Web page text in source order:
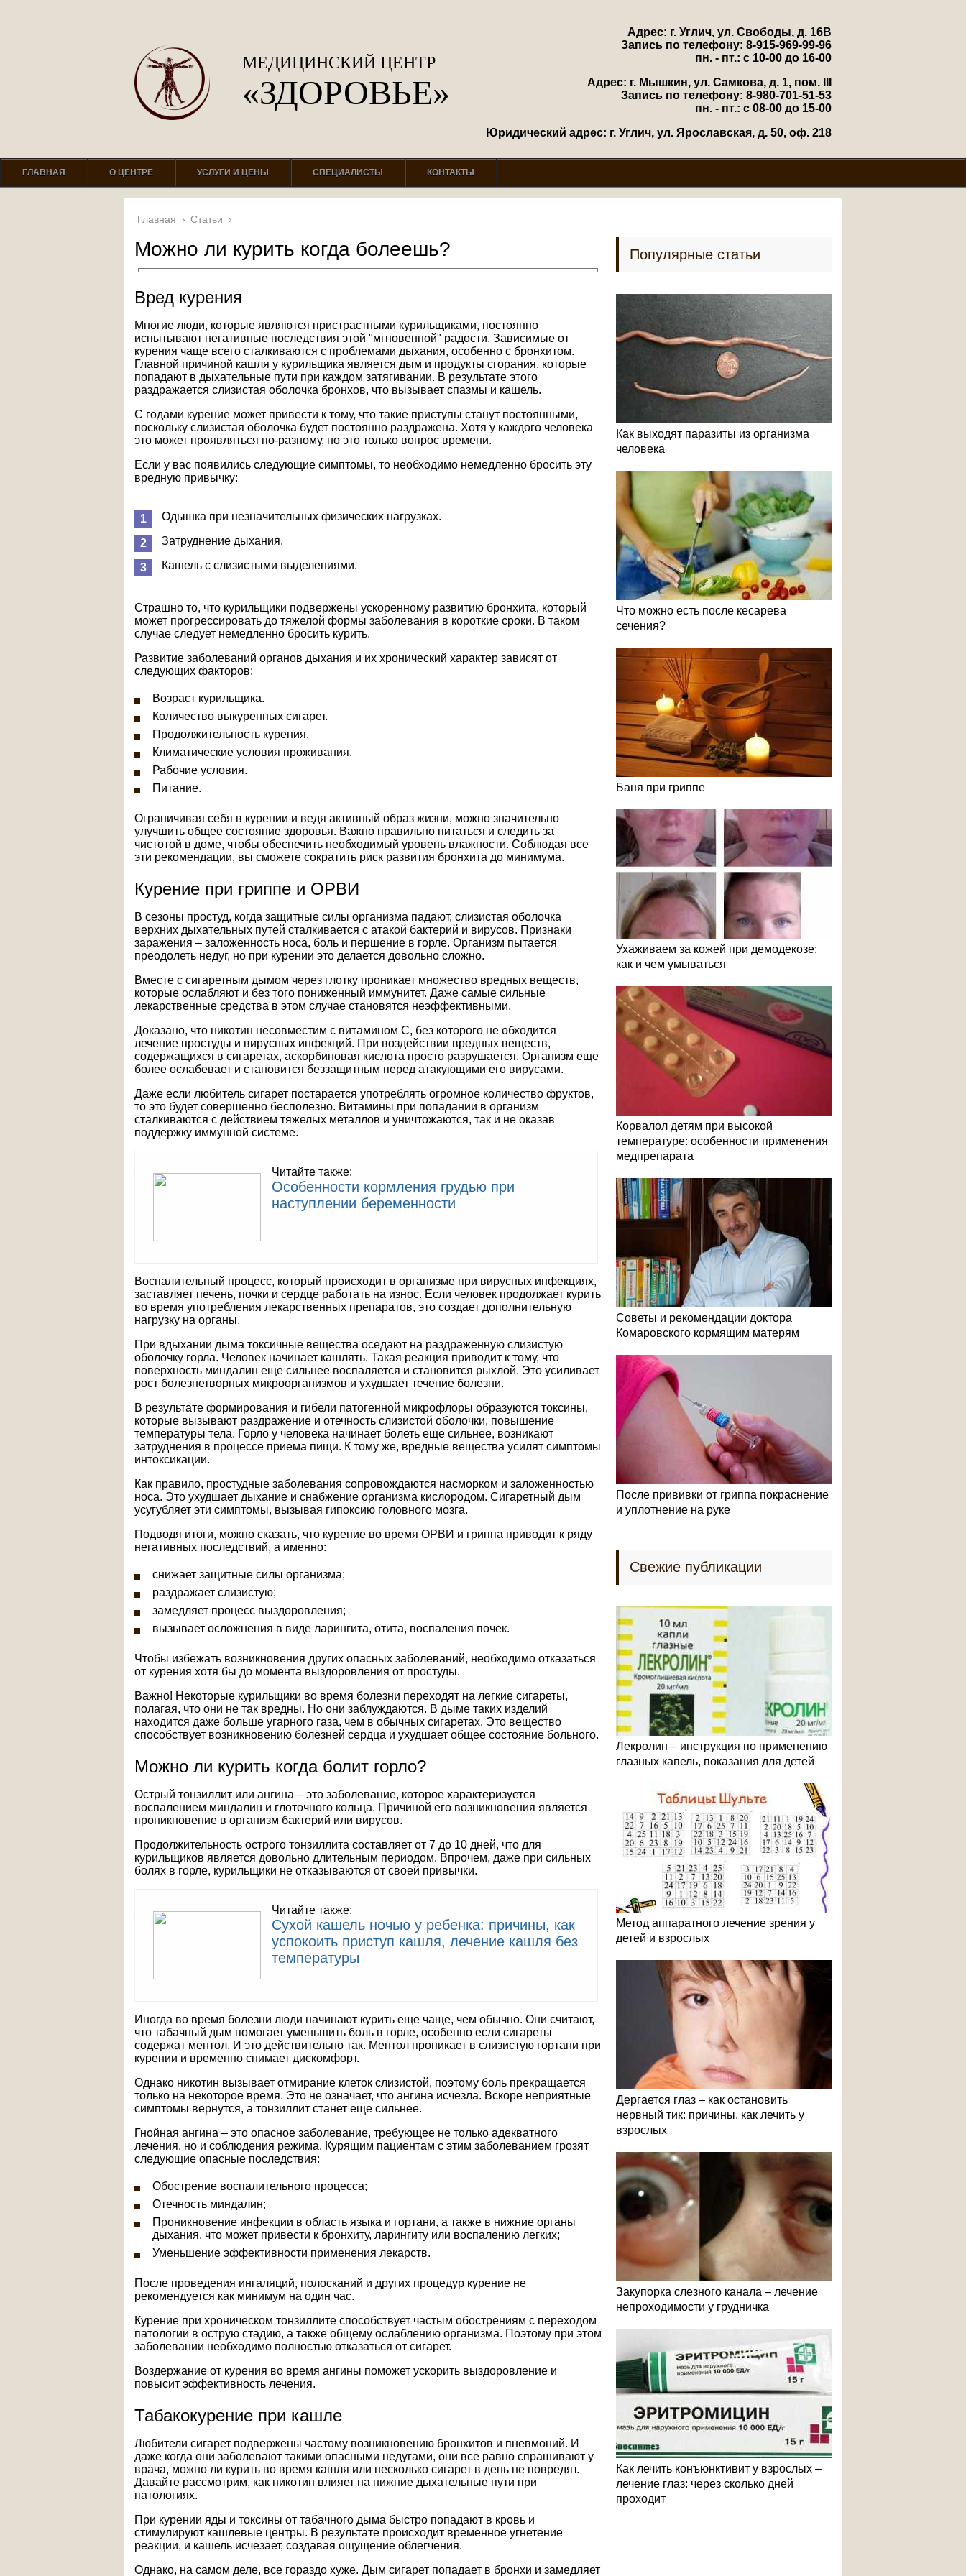
МЕДИЦИНСКИЙ ЦЕНТР
«ЗДОРОВЬЕ»
Адрес: г. Углич, ул. Свободы, д. 16В
Запись по телефону: 8-915-969-99-96
пн. - пт.: с 10-00 до 16-00
Адрес: г. Мышкин, ул. Самкова, д. 1, пом. III
Запись по телефону: 8-980-701-51-53
пн. - пт.: с 08-00 до 15-00
Юридический адрес: г. Углич, ул. Ярославская, д. 50, оф. 218
ГЛАВНАЯ О ЦЕНТРЕ УСЛУГИ И ЦЕНЫ СПЕЦИАЛИСТЫ КОНТАКТЫ
Главная › Статьи ›
Можно ли курить когда болеешь?
Вред курения
Многие люди, которые являются пристрастными курильщиками, постоянно
испытывают негативные последствия этой "мгновенной" радости. Зависимые от
курения чаще всего сталкиваются с проблемами дыхания, особенно с бронхитом.
Главной причиной кашля у курильщика является дым и продукты сгорания, которые
попадают в дыхательные пути при каждом затягивании. В результате этого
раздражается слизистая оболочка бронхов, что вызывает спазмы и кашель.
С годами курение может привести к тому, что такие приступы станут постоянными,
поскольку слизистая оболочка будет постоянно раздражена. Хотя у каждого человека
это может проявляться по-разному, но это только вопрос времени.
Если у вас появились следующие симптомы, то необходимо немедленно бросить эту
вредную привычку:
Одышка при незначительных физических нагрузках.
Затруднение дыхания.
Кашель с слизистыми выделениями.
Страшно то, что курильщики подвержены ускоренному развитию бронхита, который
может прогрессировать до тяжелой формы заболевания в короткие сроки. В таком
случае следует немедленно бросить курить.
Развитие заболеваний органов дыхания и их хронический характер зависят от
следующих факторов:
Возраст курильщика.
Количество выкуренных сигарет.
Продолжительность курения.
Климатические условия проживания.
Рабочие условия.
Питание.
Ограничивая себя в курении и ведя активный образ жизни, можно значительно
улучшить общее состояние здоровья. Важно правильно питаться и следить за
чистотой в доме, чтобы обеспечить необходимый уровень влажности. Соблюдая все
эти рекомендации, вы сможете сократить риск развития бронхита до минимума.
Курение при гриппе и ОРВИ
В сезоны простуд, когда защитные силы организма падают, слизистая оболочка
верхних дыхательных путей сталкивается с атакой бактерий и вирусов. Признаки
заражения – заложенность носа, боль и першение в горле. Организм пытается
преодолеть недуг, но при курении это делается довольно сложно.
Вместе с сигаретным дымом через глотку проникает множество вредных веществ,
которые ослабляют и без того пониженный иммунитет. Даже самые сильные
лекарственные средства в этом случае становятся неэффективными.
Доказано, что никотин несовместим с витамином С, без которого не обходится
лечение простуды и вирусных инфекций. При воздействии вредных веществ,
содержащихся в сигаретах, аскорбиновая кислота просто разрушается. Организм еще
более ослабевает и становится беззащитным перед атакующими его вирусами.
Даже если любитель сигарет постарается употреблять огромное количество фруктов,
то это будет совершенно бесполезно. Витамины при попадании в организм
сталкиваются с действием тяжелых металлов и уничтожаются, так и не оказав
поддержку иммунной системе.
Читайте также:
Особенности кормления грудью при
наступлении беременности
Воспалительный процесс, который происходит в организме при вирусных инфекциях,
заставляет печень, почки и сердце работать на износ. Если человек продолжает курить
во время употребления лекарственных препаратов, это создает дополнительную
нагрузку на органы.
При вдыхании дыма токсичные вещества оседают на раздраженную слизистую
оболочку горла. Человек начинает кашлять. Такая реакция приводит к тому, что
поверхность миндалин еще сильнее воспаляется и становится рыхлой. Это усиливает
рост болезнетворных микроорганизмов и ухудшает течение болезни.
В результате формирования и гибели патогенной микрофлоры образуются токсины,
которые вызывают раздражение и отечность слизистой оболочки, повышение
температуры тела. Горло у человека начинает болеть еще сильнее, возникают
затруднения в процессе приема пищи. К тому же, вредные вещества усилят симптомы
интоксикации.
Как правило, простудные заболевания сопровождаются насморком и заложенностью
носа. Это ухудшает дыхание и снабжение организма кислородом. Сигаретный дым
усугубляет эти симптомы, вызывая гипоксию головного мозга.
Подводя итоги, можно сказать, что курение во время ОРВИ и гриппа приводит к ряду
негативных последствий, а именно:
снижает защитные силы организма;
раздражает слизистую;
замедляет процесс выздоровления;
вызывает осложнения в виде ларингита, отита, воспаления почек.
Чтобы избежать возникновения других опасных заболеваний, необходимо отказаться
от курения хотя бы до момента выздоровления от простуды.
Важно! Некоторые курильщики во время болезни переходят на легкие сигареты,
полагая, что они не так вредны. Но они заблуждаются. В дыме таких изделий
находится даже больше угарного газа, чем в обычных сигаретах. Это вещество
способствует возникновению болезней сердца и ухудшает общее состояние больного.
Можно ли курить когда болит горло?
Острый тонзиллит или ангина – это заболевание, которое характеризуется
воспалением миндалин и глоточного кольца. Причиной его возникновения является
проникновение в организм бактерий или вирусов.
Продолжительность острого тонзиллита составляет от 7 до 10 дней, что для
курильщиков является довольно длительным периодом. Впрочем, даже при сильных
болях в горле, курильщики не отказываются от своей привычки.
Читайте также:
Сухой кашель ночью у ребенка: причины, как
успокоить приступ кашля, лечение кашля без
температуры
Иногда во время болезни люди начинают курить еще чаще, чем обычно. Они считают,
что табачный дым помогает уменьшить боль в горле, особенно если сигареты
содержат ментол. И это действительно так. Ментол проникает в слизистую гортани при
курении и временно снимает дискомфорт.
Однако никотин вызывает отмирание клеток слизистой, поэтому боль прекращается
только на некоторое время. Это не означает, что ангина исчезла. Вскоре неприятные
симптомы вернутся, а тонзиллит станет еще сильнее.
Гнойная ангина – это опасное заболевание, требующее не только адекватного
лечения, но и соблюдения режима. Курящим пациентам с этим заболеванием грозят
следующие опасные последствия:
Обострение воспалительного процесса;
Отечность миндалин;
Проникновение инфекции в область языка и гортани, а также в нижние органы
дыхания, что может привести к бронхиту, ларингиту или воспалению легких;
Уменьшение эффективности применения лекарств.
После проведения ингаляций, полосканий и других процедур курение не
рекомендуется как минимум на один час.
Курение при хроническом тонзиллите способствует частым обострениям с переходом
патологии в острую стадию, а также общему ослаблению организма. Поэтому при этом
заболевании необходимо полностью отказаться от сигарет.
Воздержание от курения во время ангины поможет ускорить выздоровление и
повысит эффективность лечения.
Табакокурение при кашле
Любители сигарет подвержены частому возникновению бронхитов и пневмоний. И
даже когда они заболевают такими опасными недугами, они все равно спрашивают у
врача, можно ли курить во время кашля или несколько сигарет в день не повредят.
Давайте рассмотрим, как никотин влияет на нижние дыхательные пути при
патологиях.
При курении яды и токсины от табачного дыма быстро попадают в кровь и
стимулируют кашлевые центры. В результате происходит временное угнетение
реакции, и кашель исчезает, создавая ощущение облегчения.
Однако, на самом деле, все гораздо хуже. Дым сигарет попадает в бронхи и замедляет
Популярные статьи
Как выходят паразиты из организма
человека
Что можно есть после кесарева
сечения?
Баня при гриппе
Ухаживаем за кожей при демодекозе:
как и чем умываться
Корвалол детям при высокой
температуре: особенности применения
медпрепарата
Советы и рекомендации доктора
Комаровского кормящим матерям
После прививки от гриппа покраснение
и уплотнение на руке
Свежие публикации
Лекролин – инструкция по применению
глазных капель, показания для детей
Метод аппаратного лечение зрения у
детей и взрослых
Дергается глаз – как остановить
нервный тик: причины, как лечить у
взрослых
Закупорка слезного канала – лечение
непроходимости у грудничка
Как лечить конъюнктивит у взрослых –
лечение глаз: через сколько дней
проходит